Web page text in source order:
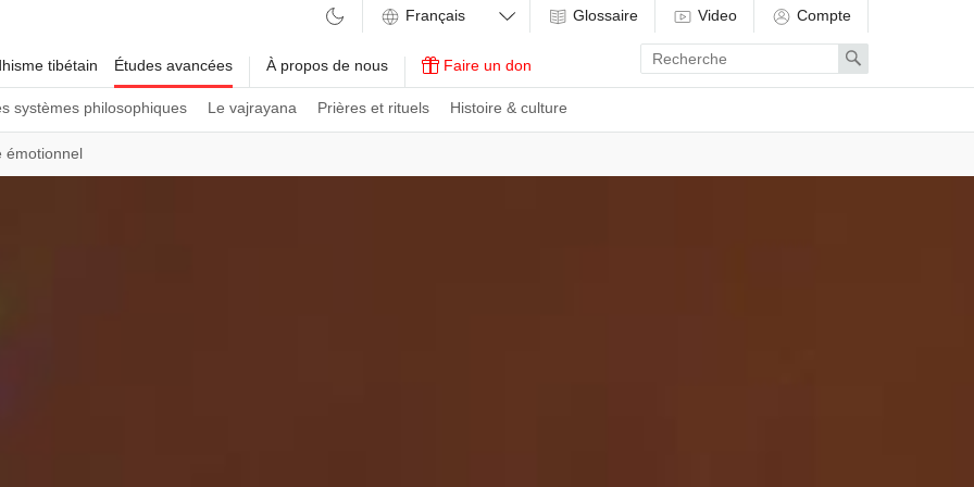
tibétain Études avancées
systèmes philosophiques Le vajrayana Prières et rituels Histoire & culture
À propos de nous Faire un don
Glossaire Video Compte
Enter
search
term
Search
émotionnel